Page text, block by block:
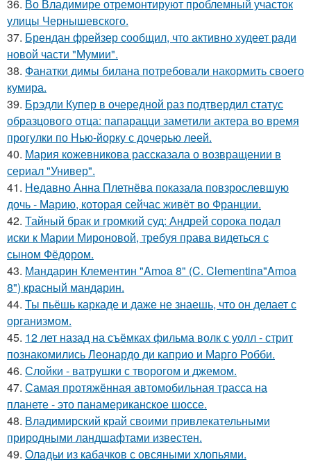
36. Во Владимире отремонтируют проблемный участок
улицы Чернышевского.
37. Брендан фрейзер сообщил, что активно худеет ради
новой части "Мумии".
38. Фанатки димы билана потребовали накормить своего
кумира.
39. Брэдли Купер в очередной раз подтвердил статус
образцового отца: папарацци заметили актера во время
прогулки по Нью-йорку с дочерью леей.
40. Мария кожевникова рассказала о возвращении в
сериал "Универ".
41. Недавно Анна Плетнёва показала повзрослевшую
дочь - Марию, которая сейчас живёт во Франции.
42. Тайный брак и громкий суд: Андрей сорока подал
иски к Марии Мироновой, требуя права видеться с
сыном Фёдором.
43. Мандарин Клементин "Amoa 8" (C. Clementina"Amoa
8") красный мандарин.
44. Ты пьёшь каркаде и даже не знаешь, что он делает с
организмом.
45. 12 лет назад на съёмках фильма волк с уолл - стрит
познакомились Леонардо ди каприо и Марго Робби.
46. Слойки - ватрушки с творогом и джемом.
47. Самая протяжённая автомобильная трасса на
планете - это панамериканское шоссе.
48. Владимирский край своими привлекательными
природными ландшафтами известен.
49. Оладьи из кабачков с овсяными хлопьями.